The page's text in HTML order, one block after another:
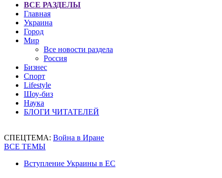
ВСЕ РАЗДЕЛЫ
Главная
Украина
Город
Мир
Все новости раздела
Россия
Бизнес
Спорт
Lifestyle
Шоу-биз
Наука
БЛОГИ ЧИТАТЕЛЕЙ
СПЕЦТЕМА: Война в Иране
ВСЕ ТЕМЫ
Вступление Украины в ЕС